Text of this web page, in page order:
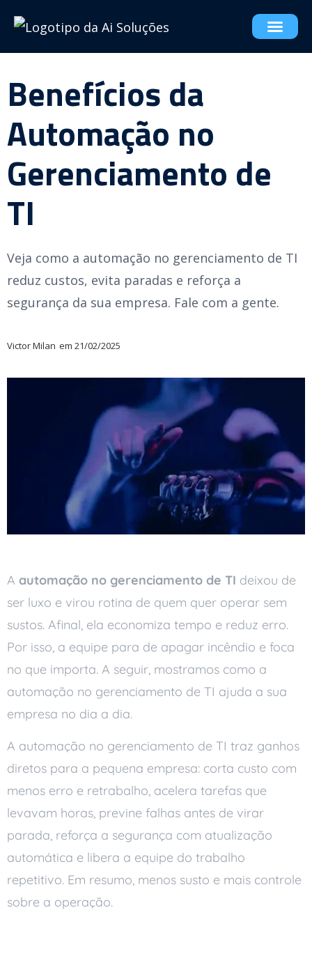
Benefícios da
Automação no
Gerenciamento de
TI
Veja como a automação no gerenciamento de TI
reduz custos, evita paradas e reforça a
segurança da sua empresa. Fale com a gente.
Victor Milan em 21/02/2025
A automação no gerenciamento de TI deixou de
ser luxo e virou rotina de quem quer operar sem
sustos. Afinal, ela economiza tempo e reduz erro.
Por isso, a equipe para de apagar incêndio e foca
no que importa. A seguir, mostramos como a
automação no gerenciamento de TI ajuda a sua
empresa no dia a dia.
A automação no gerenciamento de TI traz ganhos
diretos para a pequena empresa: corta custo com
menos erro e retrabalho, acelera tarefas que
levavam horas, previne falhas antes de virar
parada, reforça a segurança com atualização
automática e libera a equipe do trabalho
repetitivo. Em resumo, menos susto e mais controle
sobre a operação.